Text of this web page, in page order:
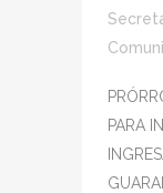
PARA